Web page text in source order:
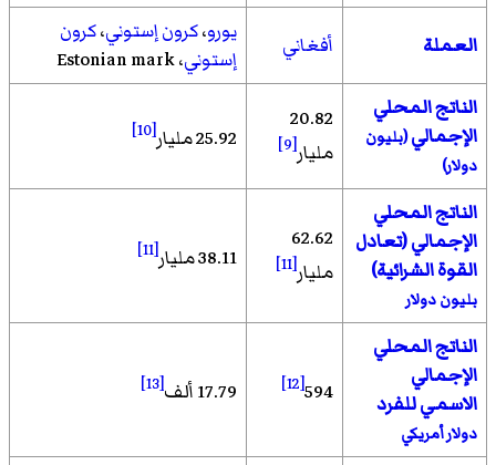
العملة أفغاني يورو،كرون إستوني،كرون
إستوني، Estonian mark
الناتج المحلي
الإجمالي(بليون
دولار)
20.82
مليار[9] 25.92 مليار [10]
الناتج المحلي
الإجمالي (تعادل
القوة الشرائية)
بليون دولار
62.62
مليار[11] 38.11 مليار [11]
الناتج المحلي
الإجمالي
الاسمي للفرد
دولار أمريكي
594
[12] 17.79 ألف [13]